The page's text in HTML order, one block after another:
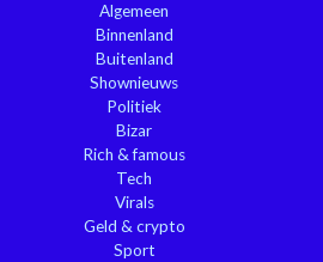
Algemeen
Binnenland
Buitenland
Shownieuws
Politiek
Bizar
Rich & famous
Tech
Virals
Geld & crypto
Sport